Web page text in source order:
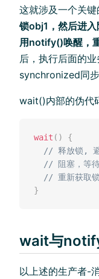
这就涉及一个关键
锁obj1，然后进
用notify()唤醒，
后，执行后面的
synchronized同步
wait()内部的伪代
wait ( )
{
// 释放锁, 避
// 阻塞，等
// 重新获取
}
wait与
以上述的生产者-